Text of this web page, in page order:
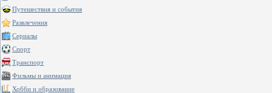
Путешествия и события
Развлечения
Сериалы
Спорт
Транспорт
Фильмы и анимация
Хобби и образование